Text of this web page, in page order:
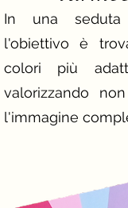
In una seduta
l'obiettivo è
colori più
valorizzando
l'immagine